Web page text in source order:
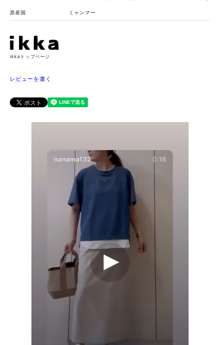
原産国 ミャンマー
ikkaトップページ
レビューを書く